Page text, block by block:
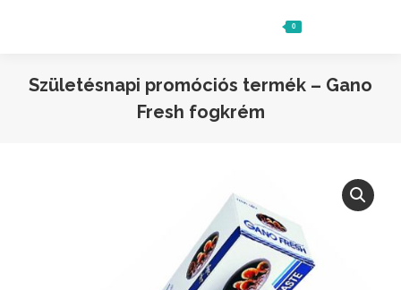
0
Születésnapi promóciós termék – Gano
Fresh fogkrém